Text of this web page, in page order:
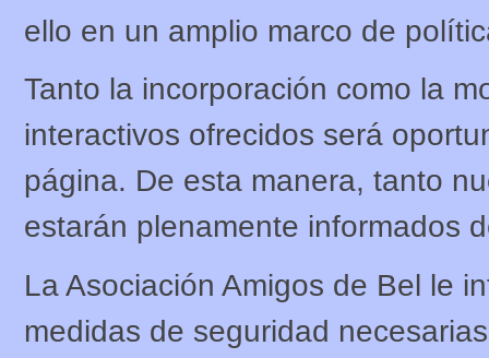
ello en un amplio marco de
Tanto la incorporación como la
interactivos ofrecidos será
página. De esta manera, tanto
estarán plenamente informados
La Asociación Amigos de Bel le
medidas de seguridad